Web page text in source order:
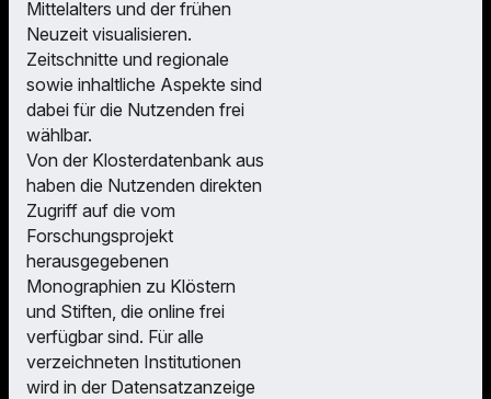
Mittelalters und der frühen
Neuzeit visualisieren.
Zeitschnitte und regionale
sowie inhaltliche Aspekte sind
dabei für die Nutzenden frei
wählbar.
Von der Klosterdatenbank aus
haben die Nutzenden direkten
Zugriff auf die vom
Forschungsprojekt
herausgegebenen
Monographien zu Klöstern
und Stiften, die online frei
verfügbar sind. Für alle
verzeichneten Institutionen
wird in der Datensatzanzeige